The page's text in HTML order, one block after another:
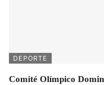
DEPORTE
Comité Olímpico